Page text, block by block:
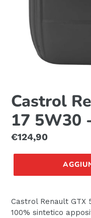
Castrol
17 5W30
Prezzo
di
€124,90
Castrol Renault GTX
100% sintetico